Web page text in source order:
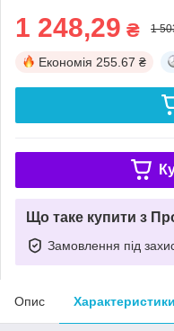
1 248,29 ₴ 1
Економія 255.67 ₴
Що таке купити з
Замовлення під
Опис Характеристики